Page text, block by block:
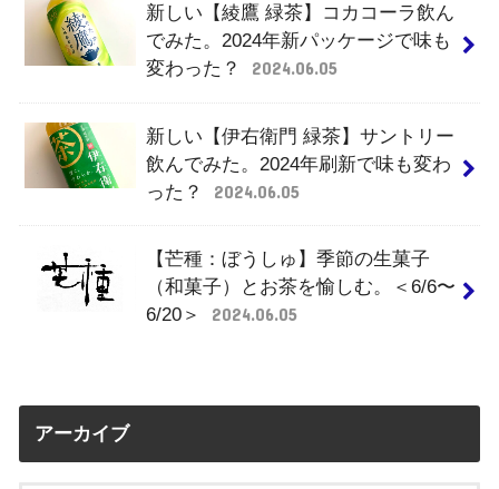
新しい【綾鷹 緑茶】コカコーラ飲ん
でみた。2024年新パッケージで味も
変わった？
2024.06.05
新しい【伊右衛門 緑茶】サントリー
飲んでみた。2024年刷新で味も変わ
った？
2024.06.05
【芒種：ぼうしゅ】季節の生菓子
（和菓子）とお茶を愉しむ。＜6/6〜
6/20＞
2024.06.05
アーカイブ